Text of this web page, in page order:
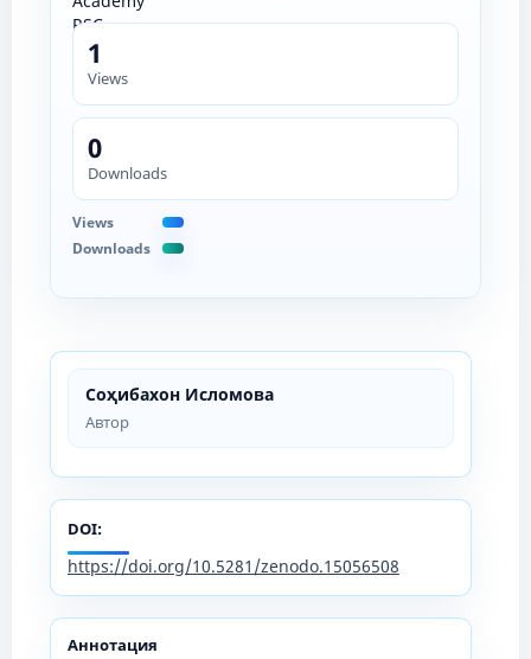
Соҳибахон Исломова
Автор
DOI:
https://doi.org/10.5281/zenodo.15056508
Аннотация
1
Views
0
Downloads
Views
Downloads